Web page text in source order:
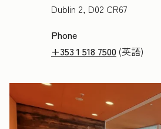
Dublin 2, D02 CR67
Phone
+353 1 518 7500 (英語)